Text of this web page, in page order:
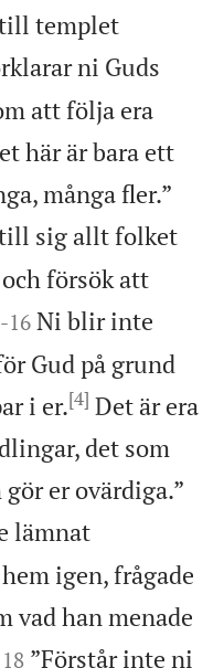
till templet
ni Guds
att följa era
här är bara ett
många fler.”
till sig allt folket
försök att
-16 Ni blir inte
Gud på grund
i er.[4] Det är era
det som
er ovärdiga.”
lämnat
igen, frågade
vad han menade


18 ”Förstår inte ni